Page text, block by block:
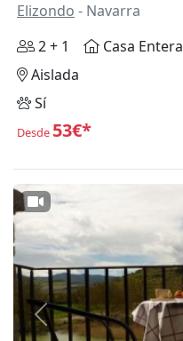
Elizondo - Navarra
2 + 1
Casa Entera
Aislada
Sí
Desde 53€*
Anterior